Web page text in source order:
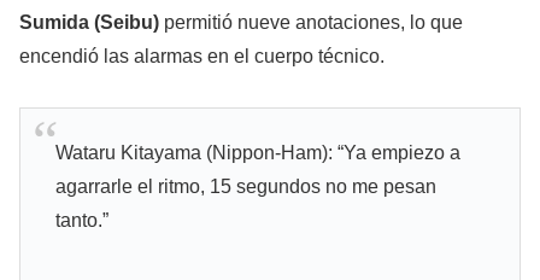
Sumida (Seibu) permitió nueve anotaciones, lo que
encendió las alarmas en el cuerpo técnico.
Wataru Kitayama (Nippon-Ham): “Ya empiezo a
agarrarle el ritmo, 15 segundos no me pesan
tanto.”